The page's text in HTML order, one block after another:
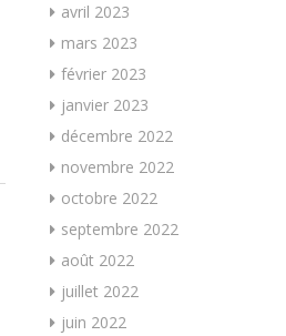
avril 2023
mars 2023
février 2023
janvier 2023
décembre 2022
novembre 2022
octobre 2022
septembre 2022
août 2022
juillet 2022
juin 2022